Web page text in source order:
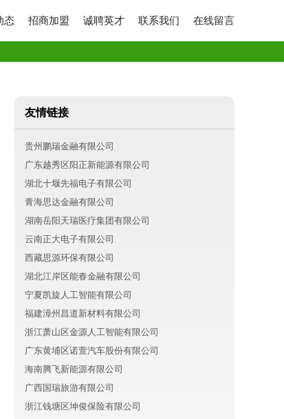
态 招商加盟 诚聘英才 联系我们 在线留言
友情链接
贵州鹏瑞金融有限公司
广东越秀区阳正新能源有限公司
湖北十堰先福电子有限公司
青海思达金融有限公司
湖南岳阳天瑞医疗集团有限公司
云南正大电子有限公司
西藏思源环保有限公司
湖北江岸区能春金融有限公司
宁夏凯旋人工智能有限公司
福建漳州昌道新材料有限公司
浙江萧山区金源人工智能有限公司
广东黄埔区诺萱汽车股份有限公司
海南腾飞新能源有限公司
广西国瑞旅游有限公司
浙江钱塘区坤俊保险有限公司